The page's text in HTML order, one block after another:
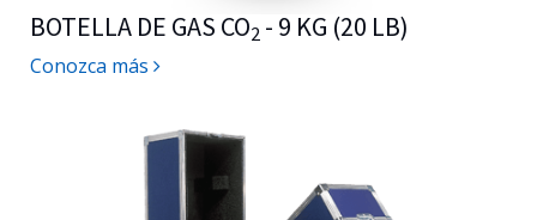
BOTELLA DE GAS CO2 - 9 KG (20 LB)
Conozca más